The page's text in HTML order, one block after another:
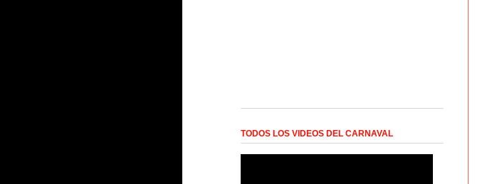
TODOS LOS VIDEOS DEL CARNAVAL